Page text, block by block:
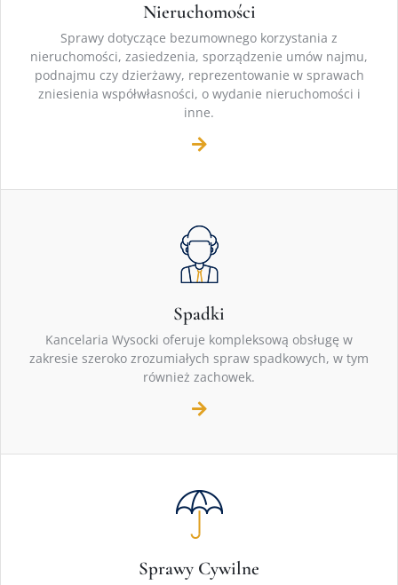
Nieruchomości
Sprawy dotyczące bezumownego korzystania z
nieruchomości, zasiedzenia, sporządzenie umów najmu,
podnajmu czy dzierżawy, reprezentowanie w sprawach
zniesienia współwłasności, o wydanie nieruchomości i
inne.
Spadki
Kancelaria Wysocki oferuje kompleksową obsługę w
zakresie szeroko zrozumiałych spraw spadkowych, w tym
również zachowek.
Sprawy Cywilne